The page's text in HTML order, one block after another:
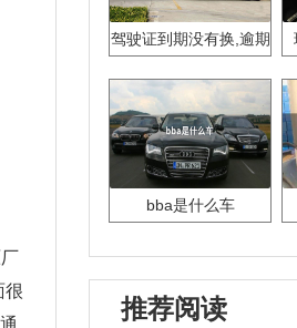
很
驾驶证到期没有换,逾期
bba是什么车
推荐阅读